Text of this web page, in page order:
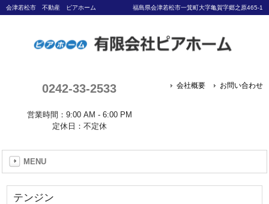
会津若松市 不動産 ピアホーム 福島県会津若松市一箕町大字亀賀字郷之原465-1
0242-33-2533
営業時間：9:00 AM - 6:00 PM
定休日：不定休
会社概要 お問い合わせ
MENU
テンジン